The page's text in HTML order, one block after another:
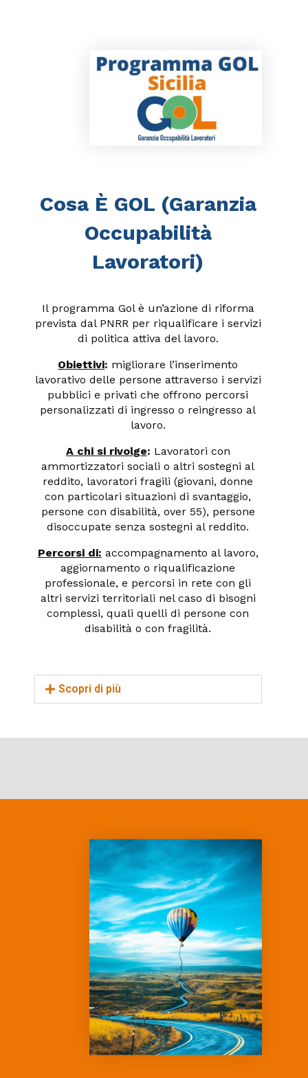
Cosa È GOL (Garanzia
Occupabilità
Lavoratori)
Il programma Gol è un’azione di riforma
prevista dal PNRR per riqualificare i servizi
di politica attiva del lavoro.
Obiettivi: migliorare l’inserimento
lavorativo delle persone attraverso i servizi
pubblici e privati che offrono percorsi
personalizzati di ingresso o reingresso al
lavoro.
A chi si rivolge: Lavoratori con
ammortizzatori sociali o altri sostegni al
reddito, lavoratori fragili (giovani, donne
con particolari situazioni di svantaggio,
persone con disabilità, over 55), persone
disoccupate senza sostegni al reddito.
Percorsi di: accompagnamento al lavoro,
aggiornamento o riqualificazione
professionale, e percorsi in rete con gli
altri servizi territoriali nel caso di bisogni
complessi, quali quelli di persone con
disabilità o con fragilità.
Scopri di più